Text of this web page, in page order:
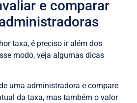
e comparar
taxa, é preciso ir além dos
modo, veja algumas dicas
uma administradora e compare
da taxa, mas também o valor